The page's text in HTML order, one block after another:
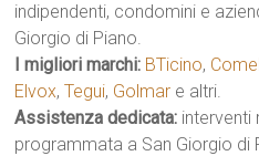
indipendenti, condomini e
Giorgio di Piano.
I migliori marchi: BTicino,
Elvox,Tegui, Golmar e altri.
Assistenza dedicata: interventi
programmata a San Giorgio di